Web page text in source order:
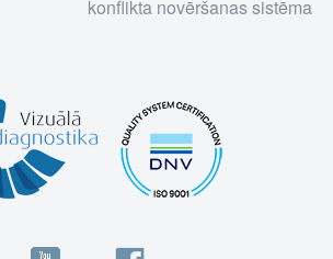
konflikta novēršanas sistēma